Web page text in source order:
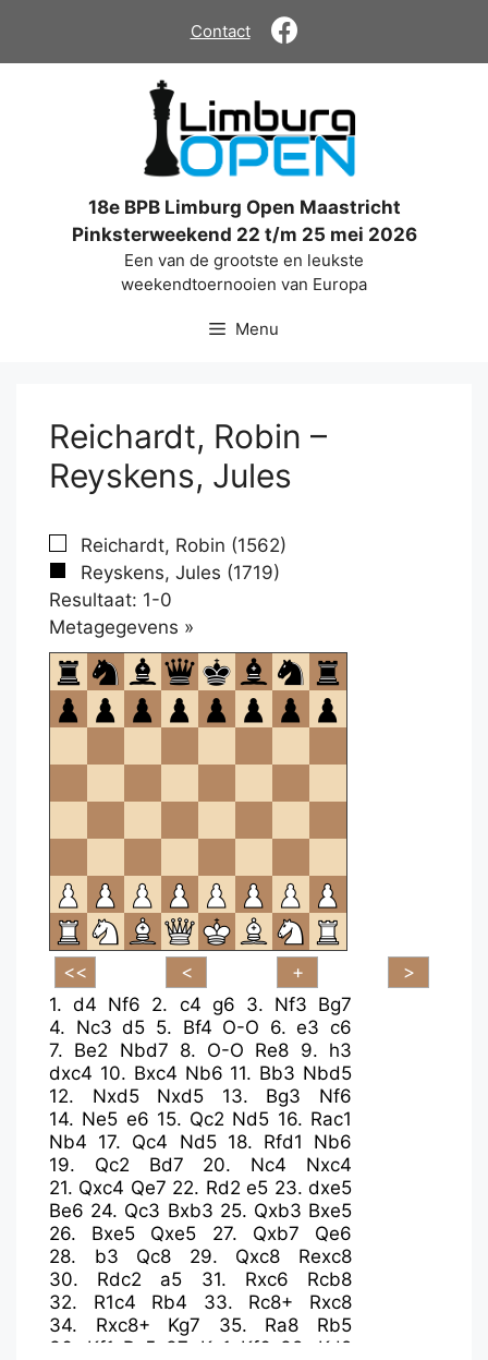
de
Contact
18e BPB Limburg Open Maastricht
Pinksterweekend 22 t/m 25 mei 2026
Een van de grootste en leukste
weekendtoernooien van Europa
Menu
Reichardt, Robin –
Reyskens, Jules
Reichardt, Robin (1562)
Reyskens, Jules (1719)
Resultaat: 1-0
Metagegevens »
om
te
openen.
1.d4 Nf6 2. c4 g6 3. Nf3 Bg7
4. Nc3 d5 5. Bf4 O-O 6.e3 c6
7. Be2 Nbd7 8. O-O Re8 9. h3
dxc4 10. Bxc4 Nb6 11. Bb3 Nbd5
12. Nxd5 Nxd5 13. Bg3
Nf6
14. Ne5 e6 15. Qc2 Nd5 16. Rac1
Nb4 17. Qc4 Nd5 18. Rfd1
Nb6
19. Qc2 Bd7 20. Nc4
Nxc4
21. Qxc4 Qe7 22. Rd2 e5 23.dxe5
Be6 24. Qc3 Bxb3 25. Qxb3 Bxe5
26. Bxe5 Qxe5 27. Qxb7
Qe6
28. b3 Qc8 29. Qxc8
Rexc8
30. Rdc2 a5 31. Rxc6
Rcb8
32. R1c4 Rb4 33. Rc8+
Rxc8
34. Rxc8+ Kg7 35. Ra8
Rb5
36. Kf1 Rc5 37. Ke1 Kf6 38. Kd2